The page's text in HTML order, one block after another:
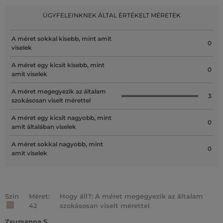
ÜGYFELEINKNEK ÁLTAL ÉRTÉKELT MÉRETEK
A méret sokkal kisebb, mint amit
viselek
0
A méret egy kicsit kisebb, mint
amit viselek
0
A méret megegyezik az általam
szokásosan viselt mérettel
3
A méret egy kicsit nagyobb, mint
amit általában viselek
0
A méret sokkal nagyobb, mint
amit viselek
0
Szín
Méret:
42
Hogy áll?: A méret megegyezik az általam
szokásosan viselt mérettel
Zsuzsanna S.